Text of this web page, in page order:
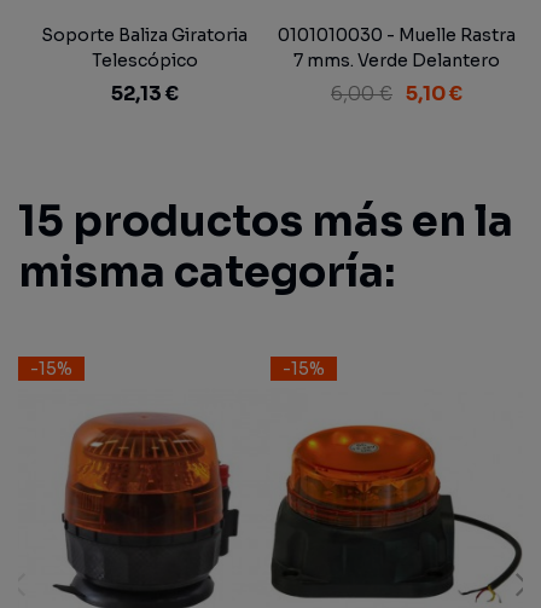
Soporte Baliza Giratoria
Telescópico
52,13 €
0101010030 - Muelle Rastra
7 mms. Verde Delantero
Tipo Gil
6,00 € 5,10 €
15 productos más en la
misma categoría:
-15% -15%